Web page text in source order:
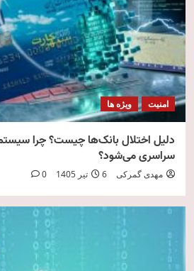
امنیت ویژه ها
دلیل اختلال بانک‌ها چیست؟ چرا
سراسری می‌شود؟
مهدی گمرکی 6 تیر 1405 0